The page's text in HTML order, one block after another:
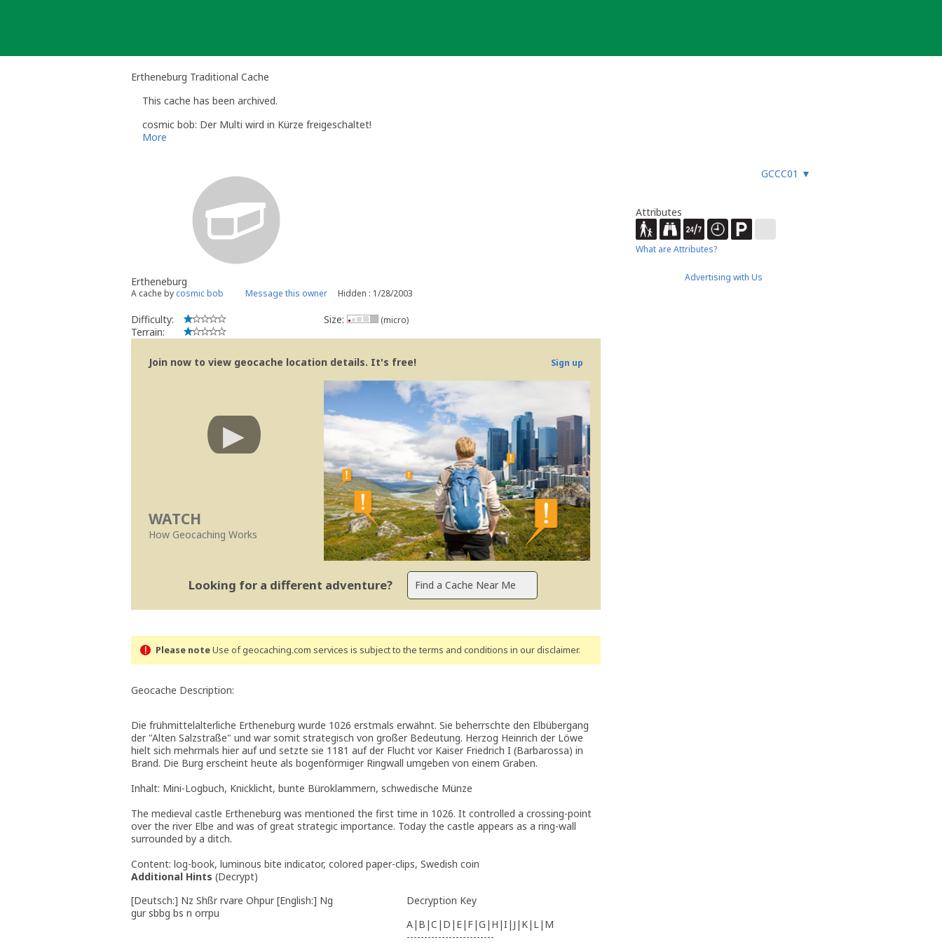
Ertheneburg Traditional Cache
This cache has been archived.
cosmic bob: Der Multi wird in Kürze freigeschaltet!
More
GCCC01 ▼
Ertheneburg
A cache by cosmic bob Message this owner Hidden : 1/28/2003
Difficulty:
Terrain:
Size: (micro)
Join now to view geocache location details. It's free! Sign up
WATCH
How Geocaching Works
Looking for a different adventure?
Please noteUse of geocaching.com services is subject to the terms and conditions in our disclaimer.
Geocache Description:
Die frühmittelalterliche Ertheneburg wurde 1026 erstmals erwähnt. Sie beherrschte den Elbübergang
der "Alten Salzstraße" und war somit strategisch von großer Bedeutung. Herzog Heinrich der Löwe
hielt sich mehrmals hier auf und setzte sie 1181 auf der Flucht vor Kaiser Friedrich I (Barbarossa) in
Brand. Die Burg erscheint heute als bogenförmiger Ringwall umgeben von einem Graben.
Inhalt: Mini-Logbuch, Knicklicht, bunte Büroklammern, schwedische Münze
The medieval castle Ertheneburg was mentioned the first time in 1026. It controlled a crossing-point
over the river Elbe and was of great strategic importance. Today the castle appears as a ring-wall
surrounded by a ditch.
Content: log-book, luminous bite indicator, colored paper-clips, Swedish coin
Additional Hints (Decrypt)
[Deutsch:] Nz Shßr rvare Ohpur [English:] Ng
gur sbbg bs n orrpu
Decryption Key
A|B|C|D|E|F|G|H|I|J|K|L|M
-------------------------
Attributes
What are Attributes?
Advertising with Us